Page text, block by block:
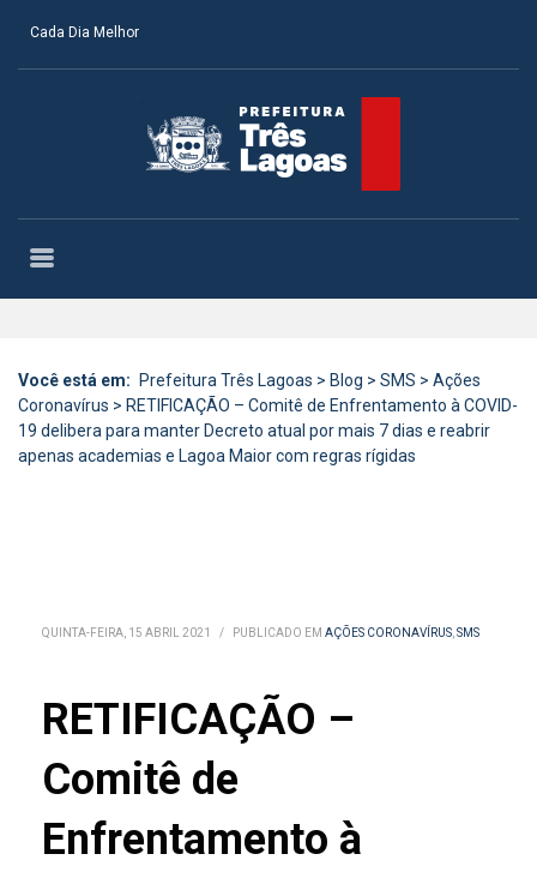
Cada Dia Melhor
Você está em: Prefeitura Três Lagoas > Blog > SMS > Ações
Coronavírus > RETIFICAÇÃO – Comitê de Enfrentamento à COVID-
19 delibera para manter Decreto atual por mais 7 dias e reabrir
apenas academias e Lagoa Maior com regras rígidas
QUINTA-FEIRA, 15 ABRIL 2021 / PUBLICADO EM AÇÕES CORONAVÍRUS,SMS
RETIFICAÇÃO –
Comitê de
Enfrentamento à